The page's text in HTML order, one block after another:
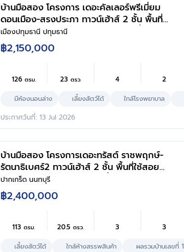
บ้านมือสอง โครงการ เดอะคัลเลอร์พรีเมี่ยม
ดอนเมือง-สรงประภา ทาวน์เฮ้าส์ 2 ชั้น พื้นที่
ใช้สอย 126 ตร.ม. 4 ห้องนอน 2 ห้องน้ำ จอด
รถ 1 คัน ทำเลดอนเมือง-สรงประภา ใกล้ห้าง
โรงพยาบาล โรงเรียน
เมืองปทุมธานี ปทุมธานี
฿2,150,000
126 ตรม. 23 ตรว. 4 2
มีห้องนอนล่าง เลี้ยงสัตว์ได้ ใกล้โรงพยาบาล
ประกาศวันที่: 13 Jul 2026
บ้านมือสอง โครงการเดอะทรัสต์ ราชพฤกษ์-
รัตนาธิเบศร์2 ทาวน์เฮ้าส์ 2 ชั้น พื้นที่ใช้สอย
113 ตร.ม. 3 ห้องนอน 3 ห้องน้ำ จอดรถ 2 คัน
ทำเลราชพฤกษ์ ใกล้ห้าง โรงพยาบาล
โรงเรียน
ปากเกร็ด นนทบุรี
฿2,400,000
113ตรม. 20.5ตรว. 3 3
เลี้ยงสัตว์ได้ ใกล้ห้างสรรพสินค้า ผลรวมบ้านเลขที่ 1